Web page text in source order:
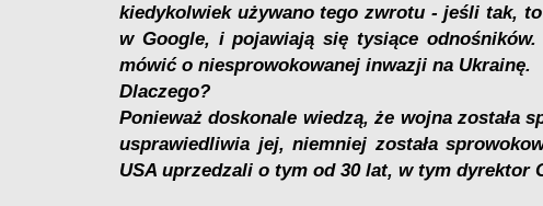
kiedykolwiek używano tego zwrotu - jeśli tak,
w Google, i pojawiają się tysiące
mówić o niesprowokowanej inwazji na Ukrainę.
Dlaczego?
Ponieważ doskonale wiedzą, że wojna została
usprawiedliwia jej, niemniej została
USA uprzedzali o tym od 30 lat, w tym dyrektor